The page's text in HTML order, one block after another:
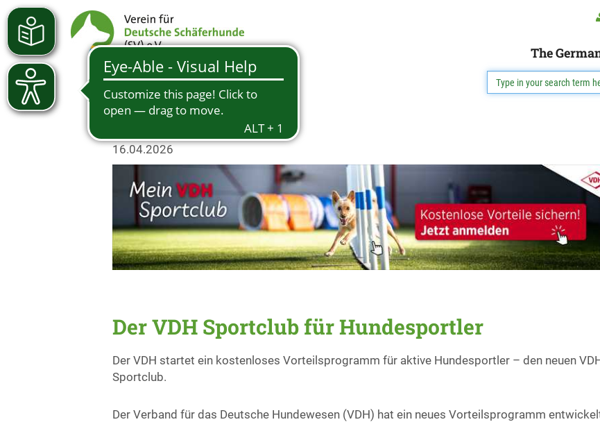
The
16.04.2026
Der VDH Sportclub für Hundesportler
Der VDH startet ein kostenloses Vorteilsprogramm für aktive Hundesportler – den neuen
Sportclub.
Der Verband für das Deutsche Hundewesen (VDH) hat ein neues Vorteilsprogramm